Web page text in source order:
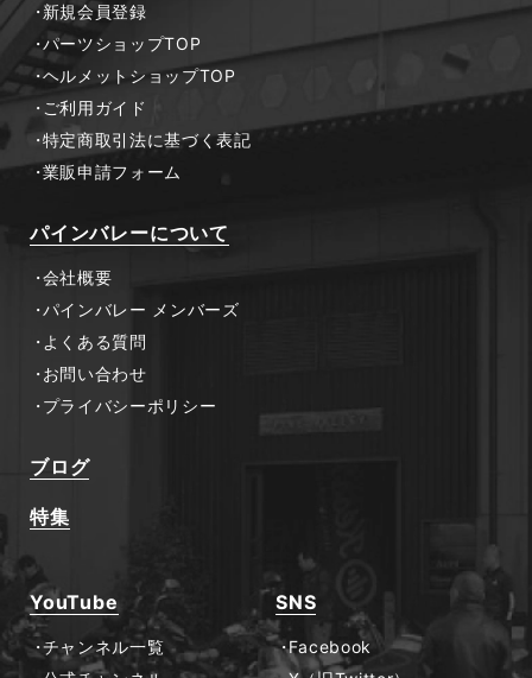
新規会員登録
パーツショップTOP
ヘルメットショップTOP
ご利用ガイド
特定商取引法に基づく表記
業販申請フォーム
パインバレーについて
会社概要
パインバレー メンバーズ
よくある質問
お問い合わせ
プライバシーポリシー
ブログ
特集
YouTube
チャンネル一覧
SNS
Facebook